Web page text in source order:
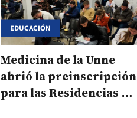
EDUCACIÓN
Medicina de la Unne
abrió la preinscripción
para las Residencias en